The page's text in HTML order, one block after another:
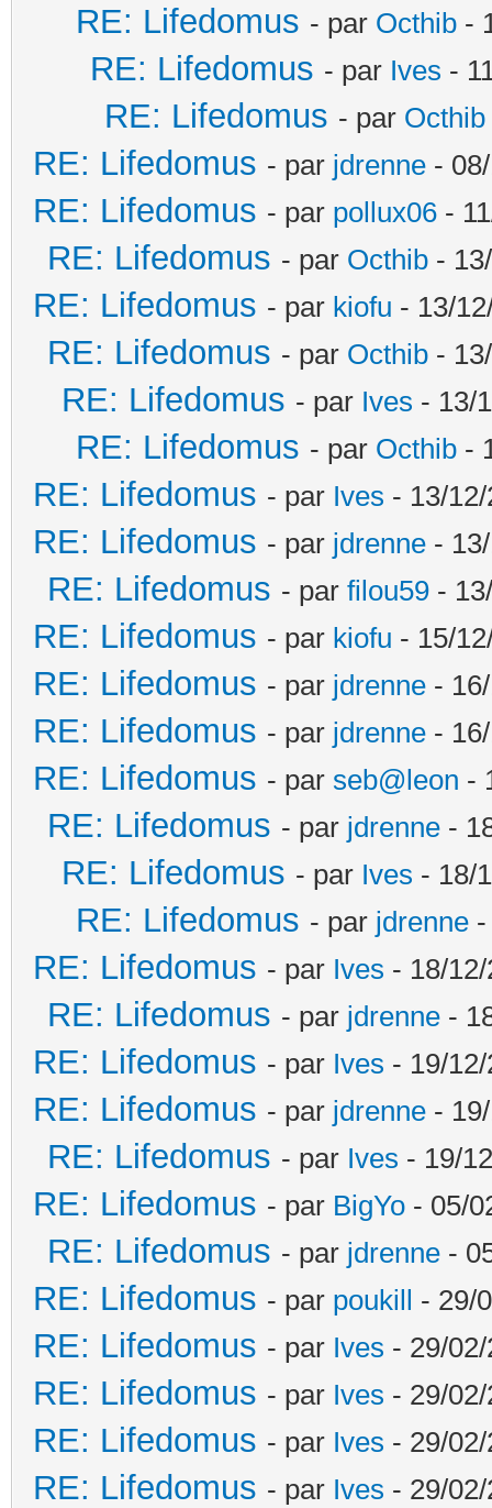
RE: Lifedomus - par Octhib -
RE: Lifedomus - par Ives -
RE: Lifedomus - par Octhib
RE: Lifedomus - par jdrenne -
RE: Lifedomus - par pollux06 -
RE: Lifedomus - par Octhib -
RE: Lifedomus - par kiofu - 13/
RE: Lifedomus - par Octhib -
RE: Lifedomus - par Ives - 13/
RE: Lifedomus - par Octhib -
RE: Lifedomus - par Ives - 13/
RE: Lifedomus - par jdrenne -
RE: Lifedomus - par filou59 -
RE: Lifedomus - par kiofu - 15/
RE: Lifedomus - par jdrenne -
RE: Lifedomus - par jdrenne -
RE: Lifedomus - par seb@leon -
RE: Lifedomus - par jdrenne -
RE: Lifedomus - par Ives - 18/
RE: Lifedomus - par jdrenne
RE: Lifedomus - par Ives - 18/
RE: Lifedomus - par jdrenne -
RE: Lifedomus - par Ives - 19/
RE: Lifedomus - par jdrenne -
RE: Lifedomus - par Ives - 19/
RE: Lifedomus - par BigYo - 05/
RE: Lifedomus - par jdrenne -
RE: Lifedomus - par poukill - 29/
RE: Lifedomus - par Ives - 29/
RE: Lifedomus - par Ives - 29/
RE: Lifedomus - par Ives - 29/
RE: Lifedomus - par Ives - 29/